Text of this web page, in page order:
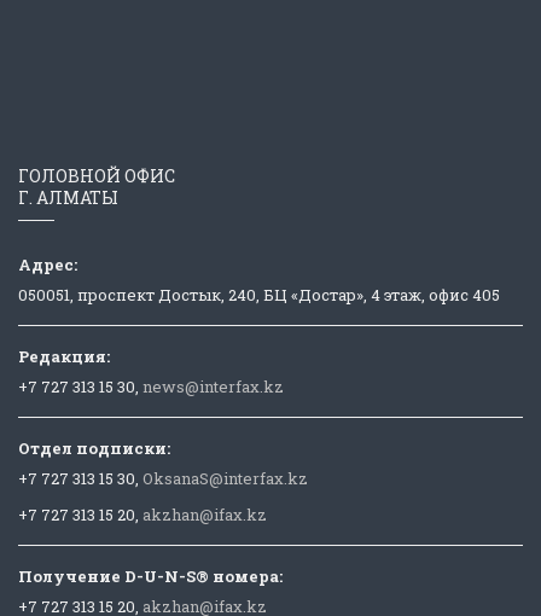
ГОЛОВНОЙ ОФИС
Г. АЛМАТЫ
Адрес:
050051, проспект Достык, 240, БЦ «Достар», 4 этаж, офис 405
Редакция:
+7 727 313 15 30, news@interfax.kz
Отдел подписки:
+7 727 313 15 30, OksanaS@interfax.kz
+7 727 313 15 20, akzhan@ifax.kz
Получение D-U-N-S® номера:
+7 727 313 15 20, akzhan@ifax.kz